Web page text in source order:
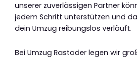
unserer zuverlässigen Partner
jedem Schritt unterstützen und
dein Umzug reibungslos verläuft.
Bei Umzug Rastoder legen wir